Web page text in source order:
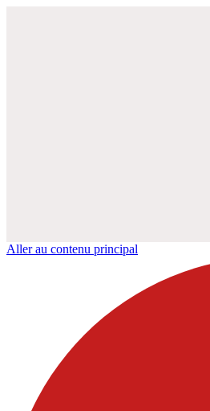
Aller au contenu principal